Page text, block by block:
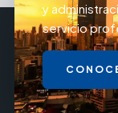
y
servicio